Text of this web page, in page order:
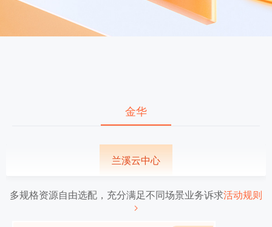
金华
兰溪云中心
多规格资源自由选配，充分满足不同场景业务诉求活动规则